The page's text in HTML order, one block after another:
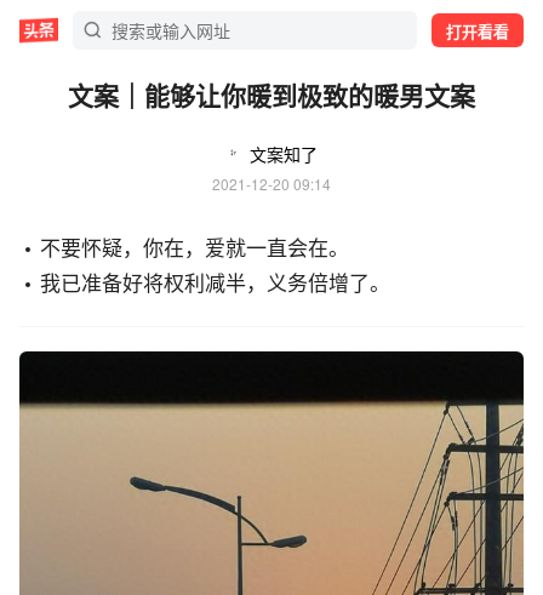
打开看看
文案｜能够让你暖到极致的暖男文案
文案知了
2021-12-20 09:14
不要怀疑，你在，爱就一直会在。
我已准备好将权利减半，义务倍增了。